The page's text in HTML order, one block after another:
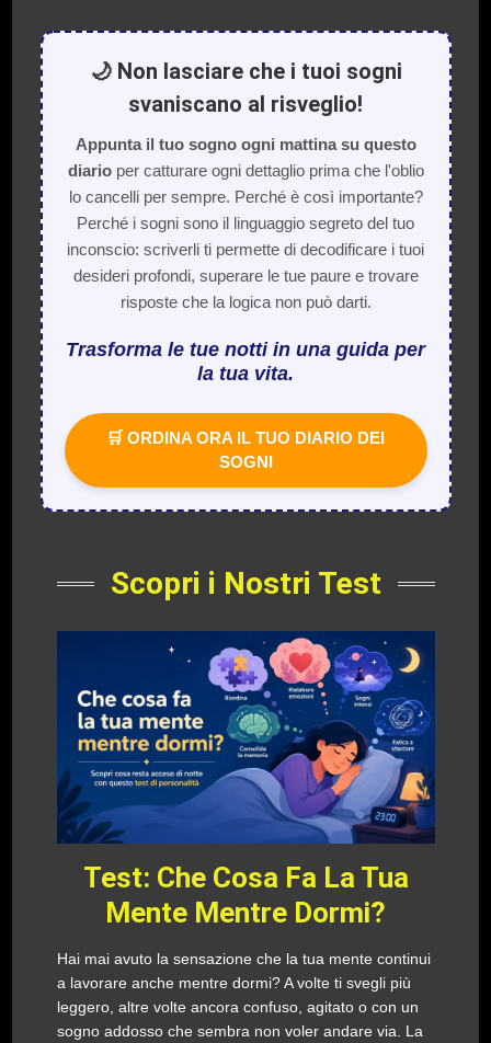
🌙 Non lasciare che i tuoi sogni
svaniscano al risveglio!
Appunta il tuo sogno ogni mattina su questo
diarioper catturare ogni dettaglio prima che l'oblio
lo cancelli per sempre. Perché è così importante?
Perché i sogni sono il linguaggio segreto del tuo
inconscio: scriverli ti permette di decodificare i tuoi
desideri profondi, superare le tue paure e trovare
risposte che la logica non può darti.
Trasforma le tue notti in una guida per
la tua vita.
🛒 ORDINA ORA IL TUO DIARIO DEI
SOGNI
Scopri i Nostri Test
Test: Che Cosa Fa La Tua
Mente Mentre Dormi?
Hai mai avuto la sensazione che la tua mente continui
a lavorare anche mentre dormi? A volte ti svegli più
leggero, altre volte ancora confuso, agitato o con un
sogno addosso che sembra non voler andare via. La